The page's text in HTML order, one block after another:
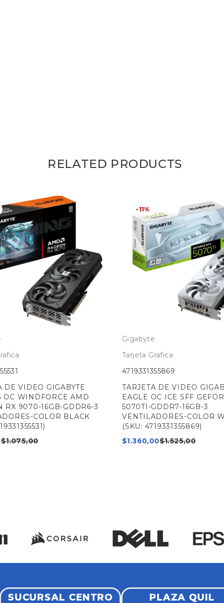
RELATED PRODUCTS
DE VIDEO GIGABYTE
OC WINDFORCE AMD
RX 9070-16GB-GDDR6-3
COLOR BLACK
$1.075,00
-11%
Gigabyte
Tarjeta Grafica
4719331355869
TARJETA DE VIDEO
EAGLE OC ICE SFF
5070TI-GDDR7-16GB-3
VENTILADORES-COLOR
(SKU: 4719331355869)
$1.525,00
$1.360,00
SUCURSAL CENTRO PLAZA QUIL